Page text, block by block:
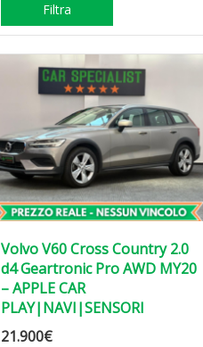
Filtra
Volvo V60 Cross Country 2.0
d4 Geartronic Pro AWD MY20
– APPLE CAR
PLAY|NAVI|SENSORI
21.900€